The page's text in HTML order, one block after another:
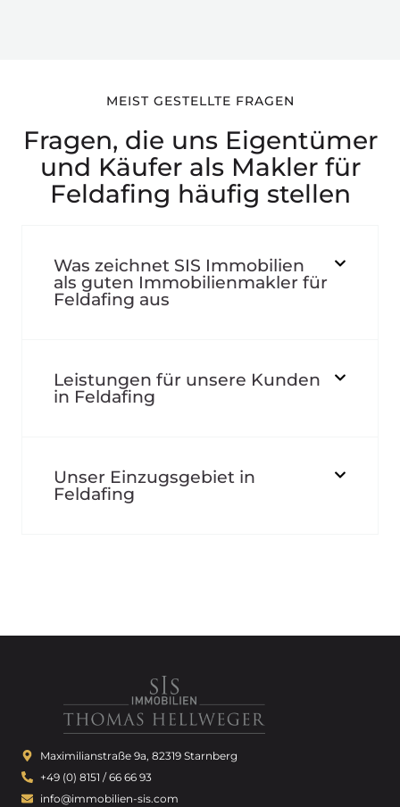
MEIST GESTELLTE FRAGEN
Fragen, die uns Eigentümer
und Käufer als Makler für
Feldafing häufig stellen
Was zeichnet SIS Immobilien
als guten Immobilienmakler für
Feldafing aus
Leistungen für unsere Kunden
in Feldafing
Unser Einzugsgebiet in
Feldafing
Maximilianstraße 9a, 82319 Starnberg
+49 (0) 8151 / 66 66 93
info@immobilien-sis.com